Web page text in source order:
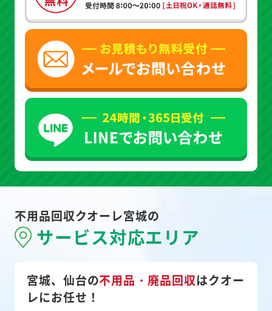
不用品回収クオーレ宮城の
サービス対応エリア
宮城、仙台の不用品・廃品回収はクオー
レにお任せ！